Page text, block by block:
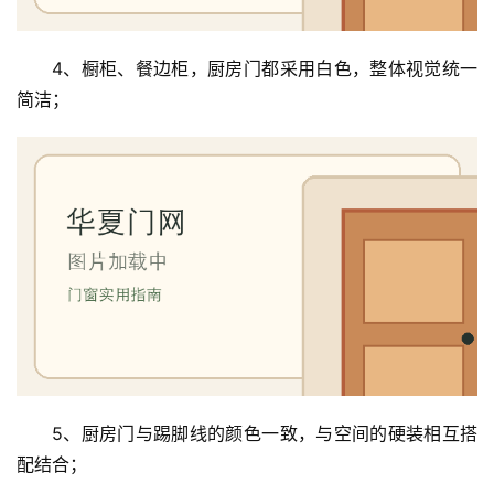
4、橱柜、餐边柜，厨房门都采用白色，整体视觉统一
简洁；
5、厨房门与踢脚线的颜色一致，与空间的硬装相互搭
配结合；